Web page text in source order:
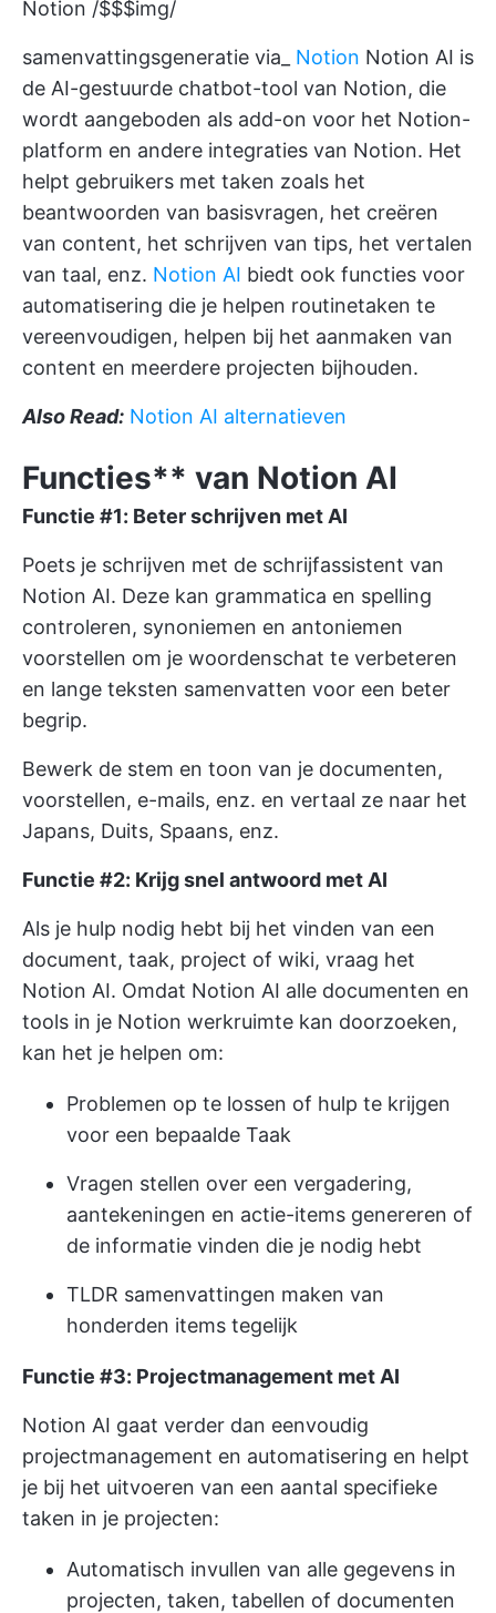
Notion /$$$img/
samenvattingsgeneratie via_ Notion Notion AI is
de AI-gestuurde chatbot-tool van Notion, die
wordt aangeboden als add-on voor het Notion-
platform en andere integraties van Notion. Het
helpt gebruikers met taken zoals het
beantwoorden van basisvragen, het creëren
van content, het schrijven van tips, het vertalen
van taal, enz. Notion AI biedt ook functies voor
automatisering die je helpen routinetaken te
vereenvoudigen, helpen bij het aanmaken van
content en meerdere projecten bijhouden.
Also Read: Notion AI alternatieven
Functies** van Notion AI
Functie #1: Beter schrijven met AI
Poets je schrijven met de schrijfassistent van
Notion AI. Deze kan grammatica en spelling
controleren, synoniemen en antoniemen
voorstellen om je woordenschat te verbeteren
en lange teksten samenvatten voor een beter
begrip.
Bewerk de stem en toon van je documenten,
voorstellen, e-mails, enz. en vertaal ze naar het
Japans, Duits, Spaans, enz.
Functie #2: Krijg snel antwoord met AI
Als je hulp nodig hebt bij het vinden van een
document, taak, project of wiki, vraag het
Notion AI. Omdat Notion AI alle documenten en
tools in je Notion werkruimte kan doorzoeken,
kan het je helpen om:
Problemen op te lossen of hulp te krijgen
voor een bepaalde Taak
Vragen stellen over een vergadering,
aantekeningen en actie-items genereren of
de informatie vinden die je nodig hebt
TLDR samenvattingen maken van
honderden items tegelijk
Functie #3: Projectmanagement met AI
Notion AI gaat verder dan eenvoudig
projectmanagement en automatisering en helpt
je bij het uitvoeren van een aantal specifieke
taken in je projecten:
Automatisch invullen van alle gegevens in
projecten, taken, tabellen of documenten